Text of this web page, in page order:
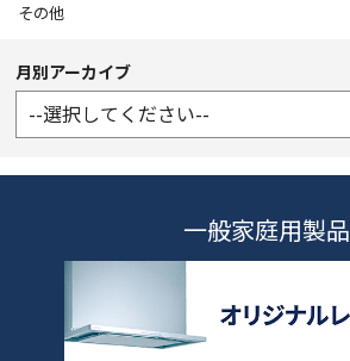
その他
月別アーカイブ
一般家庭用製品